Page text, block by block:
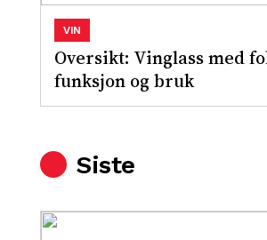
Oversikt: Vinglass med
funksjon og bruk
VIN
Siste